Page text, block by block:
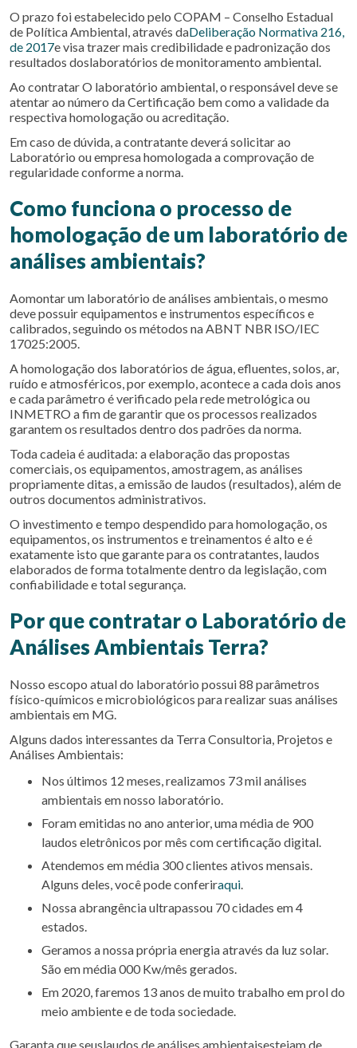
O prazo foi estabelecido pelo COPAM – Conselho Estadual
de Política Ambiental, através daDeliberação Normativa 216,
de 2017e visa trazer mais credibilidade e padronização dos
resultados doslaboratórios de monitoramento ambiental.
Ao contratar O laboratório ambiental, o responsável deve se
atentar ao número da Certificação bem como a validade da
respectiva homologação ou acreditação.
Em caso de dúvida, a contratante deverá solicitar ao
Laboratório ou empresa homologada a comprovação de
regularidade conforme a norma.
Como funciona o processo de
homologação de um laboratório de
análises ambientais?
Aomontar um laboratório de análises ambientais, o mesmo
deve possuir equipamentos e instrumentos específicos e
calibrados, seguindo os métodos na ABNT NBR ISO/IEC
17025:2005.
A homologação dos laboratórios de água, efluentes, solos, ar,
ruído e atmosféricos, por exemplo, acontece a cada dois anos
e cada parâmetro é verificado pela rede metrológica ou
INMETRO a fim de garantir que os processos realizados
garantem os resultados dentro dos padrões da norma.
Toda cadeia é auditada: a elaboração das propostas
comerciais, os equipamentos, amostragem, as análises
propriamente ditas, a emissão de laudos (resultados), além de
outros documentos administrativos.
O investimento e tempo despendido para homologação, os
equipamentos, os instrumentos e treinamentos é alto e é
exatamente isto que garante para os contratantes, laudos
elaborados de forma totalmente dentro da legislação, com
confiabilidade e total segurança.
Por que contratar o Laboratório de
Análises Ambientais Terra?
Nosso escopo atual do laboratório possui 88 parâmetros
físico-químicos e microbiológicos para realizar suas análises
ambientais em MG.
Alguns dados interessantes da Terra Consultoria, Projetos e
Análises Ambientais:
Nos últimos 12 meses, realizamos 73 mil análises
ambientais em nosso laboratório.
Foram emitidas no ano anterior, uma média de 900
laudos eletrônicos por mês com certificação digital.
Atendemos em média 300 clientes ativos mensais.
Alguns deles, você pode conferiraqui.
Nossa abrangência ultrapassou 70 cidades em 4
estados.
Geramos a nossa própria energia através da luz solar.
São em média 000 Kw/mês gerados.
Em 2020, faremos 13 anos de muito trabalho em prol do
meio ambiente e de toda sociedade.
Garanta que seuslaudos de análises ambientaisestejam de